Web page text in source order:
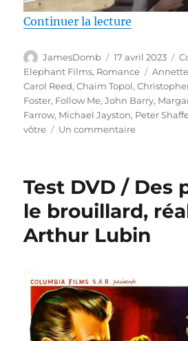
Continuer la lecture
Auteur
JamesDomb
Publié
le
17 avril 2023
Elephant Films, Romance
Carol Reed,Chaim Topol,
Foster, Follow Me,John Barry,
Farrow, Michael Jayston, Peter
vôtre
Un commentairesur
vôtre,
réalisé
par
Test DVD / Des
le brouillard,
Arthur Lubin